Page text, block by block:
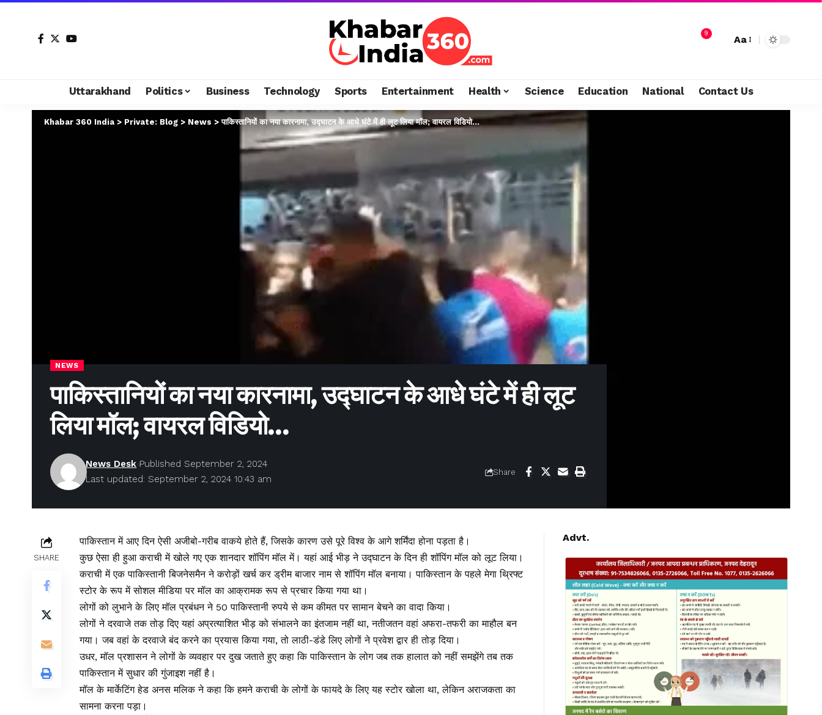
9
Aa
Uttarakhand Politics Business Technology Sports Entertainment Health Science Education National Contact Us
Khabar 360 India > Private: Blog > News >पाकिस्तानियों का नया कारनामा, उद्घाटन के आधे घंटे में ही लूट लिया मॉल; वायरल विडियो…
NEWS
पाकिस्तानियों का नया कारनामा, उद्घाटन के आधे घंटे में ही लूट
लिया मॉल; वायरल विडियो…
Last updated: September 2, 2024 10:43 am
News Desk Published September 2, 2024
Share
SHARE
पाकिस्तान में आए दिन ऐसी अजीबो-गरीब वाकये होते हैं, जिसके कारण उसे पूरे विश्व के आगे शर्मिंदा होना पड़ता है।
कुछ ऐसा ही हुआ कराची में खोले गए एक शानदार शॉपिंग मॉल में। यहां आई भीड़ ने उद्घाटन के दिन ही शॉपिंग मॉल को लूट लिया।
कराची में एक पाकिस्तानी बिजनेसमैन ने करोड़ों खर्च कर ड्रीम बाजार नाम से शॉपिंग मॉल बनाया। पाकिस्तान के पहले मेगा थ्रिफ्ट
स्टोर के रूप में सोशल मीडिया पर मॉल का आक्रामक रूप से प्रचार किया गया था।
लोगों को लुभाने के लिए मॉल प्रबंधन ने 50 पाकिस्तानी रुपये से कम कीमत पर सामान बेचने का वादा किया।
लोगों ने दरवाजे तक तोड़ दिए यहां अप्रत्याशित भीड़ को संभालने का इंतजाम नहीं था, नतीजतन वहां अफरा-तफरी का माहौल बन
गया। जब वहां के दरवाजे बंद करने का प्रयास किया गया, तो लाठी-डंडे लिए लोगों ने प्रवेश द्वार ही तोड़ दिया।
उधर, मॉल प्रशासन ने लोगों के व्यवहार पर दुख जताते हुए कहा कि पाकिस्तान के लोग जब तक हालात को नहीं समझेंगे तब तक
पाकिस्तान में सुधार की गुंजाइश नहीं है।
मॉल के मार्केटिंग हेड अनस मलिक ने कहा कि हमने कराची के लोगों के फायदे के लिए यह स्टोर खोला था, लेकिन अराजकता का
सामना करना पड़ा।
Advt.